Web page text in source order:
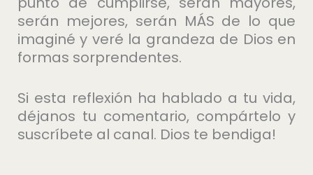
serán mejores, serán MÁS de lo que
imaginé y veré la grandeza de Dios en
formas sorprendentes.
Si esta reflexión ha hablado a tu vida,
déjanos tu comentario, compártelo y
suscríbete al canal. Dios te bendiga!